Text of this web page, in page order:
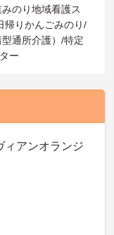
のり地域看護ス
帰りかんごみのり/
通所介護）/特定
ー
ィアンオランジ